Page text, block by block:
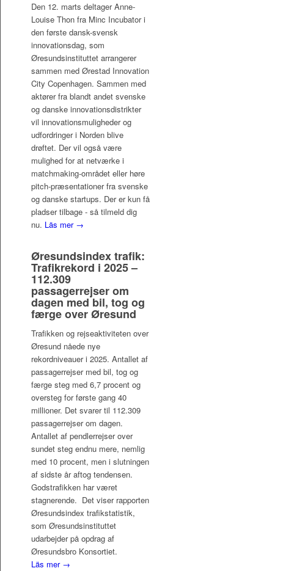
Den 12. marts deltager Anne-
Louise Thon fra Minc Incubator i
den første dansk-svensk
innovationsdag, som
Øresundsinstituttet arrangerer
sammen med Ørestad Innovation
City Copenhagen. Sammen med
aktører fra blandt andet svenske
og danske innovationsdistrikter
vil innovationsmuligheder og
udfordringer i Norden blive
drøftet. Der vil også være
mulighed for at netværke i
matchmaking-området eller høre
pitch-præsentationer fra svenske
og danske startups. Der er kun få
pladser tilbage - så tilmeld dig
nu. Läs mer →
Øresundsindex trafik:
Trafikrekord i 2025 –
112.309
passagerrejser om
dagen med bil, tog og
færge over Øresund
Trafikken og rejseaktiviteten over
Øresund nåede nye
rekordniveauer i 2025. Antallet af
passagerrejser med bil, tog og
færge steg med 6,7 procent og
oversteg for første gang 40
millioner. Det svarer til 112.309
passagerrejser om dagen.
Antallet af pendlerrejser over
sundet steg endnu mere, nemlig
med 10 procent, men i slutningen
af sidste år aftog tendensen.
Godstrafikken har været
stagnerende. Det viser rapporten
Øresundsindex trafikstatistik,
som Øresundsinstituttet
udarbejder på opdrag af
Øresundsbro Konsortiet.
Läs mer →